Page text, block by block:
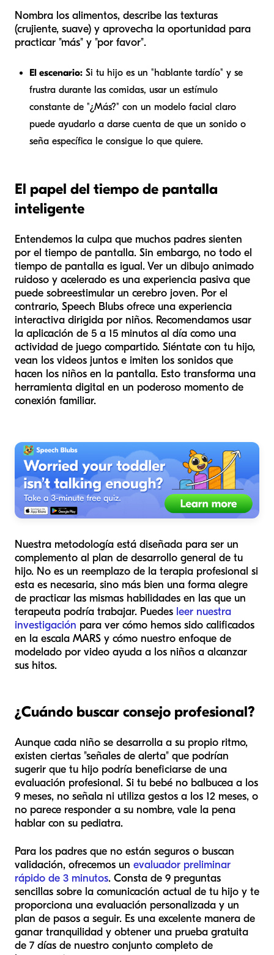
Nombra los alimentos, describe las texturas
(crujiente, suave) y aprovecha la oportunidad para
practicar "más" y "por favor".
El escenario: Si tu hijo es un "hablante tardío" y se
frustra durante las comidas, usar un estímulo
constante de "¿Más?" con un modelo facial claro
puede ayudarlo a darse cuenta de que un sonido o
seña específica le consigue lo que quiere.
El papel del tiempo de pantalla
inteligente
Entendemos la culpa que muchos padres sienten
por el tiempo de pantalla. Sin embargo, no todo el
tiempo de pantalla es igual. Ver un dibujo animado
ruidoso y acelerado es una experiencia pasiva que
puede sobreestimular un cerebro joven. Por el
contrario, Speech Blubs ofrece una experiencia
interactiva dirigida por niños. Recomendamos usar
la aplicación de 5 a 15 minutos al día como una
actividad de juego compartido. Siéntate con tu hijo,
vean los videos juntos e imiten los sonidos que
hacen los niños en la pantalla. Esto transforma una
herramienta digital en un poderoso momento de
conexión familiar.
Nuestra metodología está diseñada para ser un
complemento al plan de desarrollo general de tu
hijo. No es un reemplazo de la terapia profesional si
esta es necesaria, sino más bien una forma alegre
de practicar las mismas habilidades en las que un
terapeuta podría trabajar. Puedes leer nuestra
investigación para ver cómo hemos sido calificados
en la escala MARS y cómo nuestro enfoque de
modelado por video ayuda a los niños a alcanzar
sus hitos.
¿Cuándo buscar consejo profesional?
Aunque cada niño se desarrolla a su propio ritmo,
existen ciertas "señales de alerta" que podrían
sugerir que tu hijo podría beneficiarse de una
evaluación profesional. Si tu bebé no balbucea a los
9 meses, no señala ni utiliza gestos a los 12 meses, o
no parece responder a su nombre, vale la pena
hablar con su pediatra.
Para los padres que no están seguros o buscan
validación, ofrecemos un evaluador preliminar
rápido de 3 minutos. Consta de 9 preguntas
sencillas sobre la comunicación actual de tu hijo y te
proporciona una evaluación personalizada y un
plan de pasos a seguir. Es una excelente manera de
ganar tranquilidad y obtener una prueba gratuita
de 7 días de nuestro conjunto completo de